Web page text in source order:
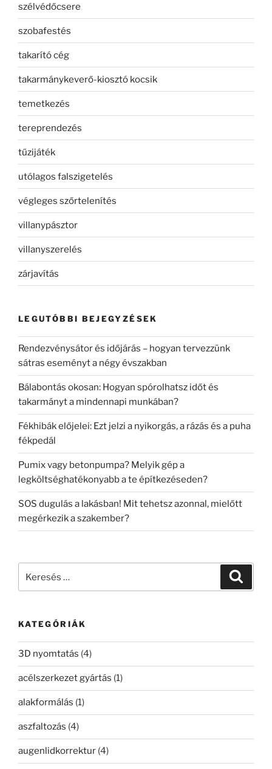
szélvédőcsere
szobafestés
takarító cég
takarmánykeverő-kiosztó kocsik
temetkezés
tereprendezés
tűzijáték
utólagos falszigetelés
végleges szőrtelenítés
villanypásztor
villanyszerelés
zárjavítás
LEGUTÓBBI BEJEGYZÉSEK
Rendezvénysátor és időjárás – hogyan tervezzünk
sátras eseményt a négy évszakban
Bálabontás okosan: Hogyan spórolhatsz időt és
takarmányt a mindennapi munkában?
Fékhibák előjelei: Ezt jelzi a nyikorgás, a rázás és a puha
fékpedál
Pumix vagy betonpumpa? Melyik gép a
legköltséghatékonyabb a te építkezéseden?
SOS dugulás a lakásban! Mit tehetsz azonnal, mielőtt
megérkezik a szakember?
KATEGÓRIÁK
3D nyomtatás (4)
acélszerkezet gyártás (1)
alakformálás (1)
aszfaltozás (4)
augenlidkorrektur (4)